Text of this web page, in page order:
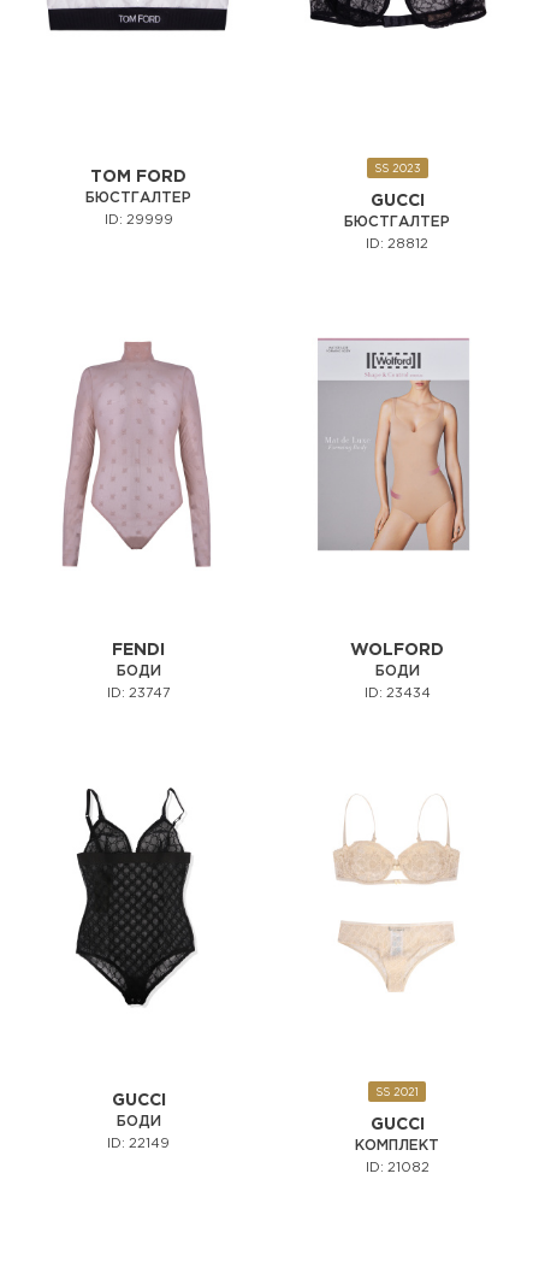
TOM FORD
БЮСТГАЛТЕР
ID: 29999
SS 2023
GUCCI
БЮСТГАЛТЕР
ID: 28812
FENDI
БОДИ
ID: 23747
WOLFORD
БОДИ
ID: 23434
GUCCI
БОДИ
ID: 22149
SS 2021
GUCCI
КОМПЛЕКТ
ID: 21082